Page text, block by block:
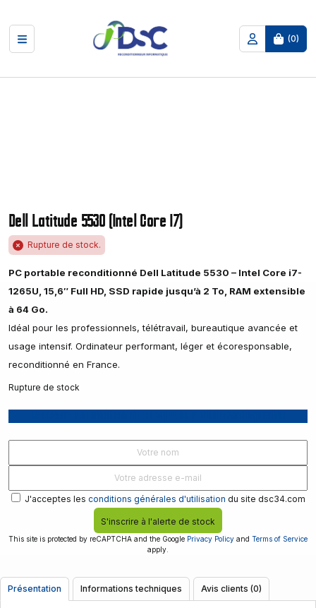
(0)
Dell Latitude 5530 (Intel Core I7)
Rupture de stock.
PC portable reconditionné Dell Latitude 5530 – Intel Core i7-
1265U, 15,6″ Full HD, SSD rapide jusqu’à 2 To, RAM extensible
à 64 Go.
Idéal pour les professionnels, télétravail, bureautique avancée et
usage intensif. Ordinateur performant, léger et écoresponsable,
reconditionné en France.
Rupture de stock
J'acceptes les conditions générales d'utilisation du site dsc34.com
S'inscrire à l'alerte de stock
This site is protected by reCAPTCHA and the Google Privacy Policy and Terms of Service
apply.
Présentation Informations techniques Avis clients (0)